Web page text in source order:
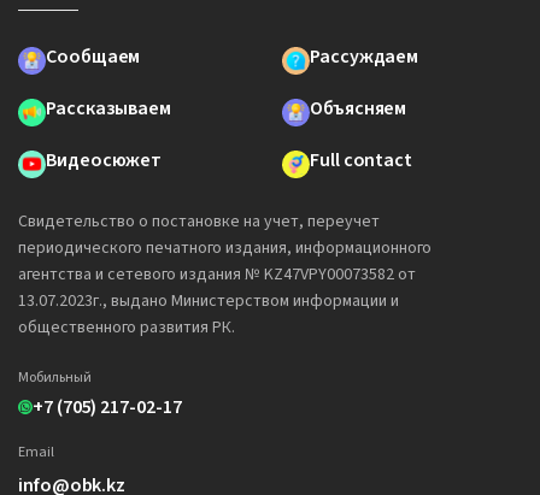
Сообщаем
Рассуждаем
Рассказываем
Объясняем
Видеосюжет
Full contact
Свидетельство о постановке на учет, переучет
периодического печатного издания, информационного
агентства и сетевого издания № KZ47VPY00073582 от
13.07.2023г., выдано Министерством информации и
общественного развития РК.
Мобильный
+7 (705) 217-02-17
Email
info@obk.kz